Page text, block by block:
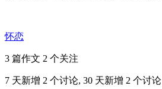
怀恋
3 篇作文 2 个关注
7 天新增 2 个讨论, 30 天新增 2 个讨论